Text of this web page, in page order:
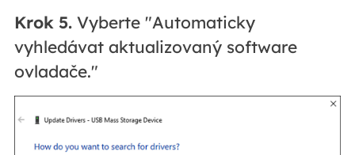
Krok 5.Vyberte "Automaticky
vyhledávat aktualizovaný software
ovladače."